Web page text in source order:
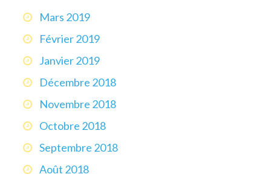
Mars 2019
Février 2019
Janvier 2019
Décembre 2018
Novembre 2018
Octobre 2018
Septembre 2018
Août 2018